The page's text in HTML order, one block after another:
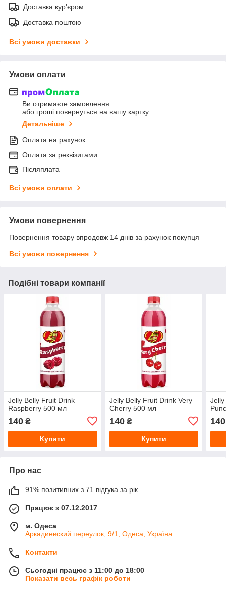
Доставка кур'єром
Доставка поштою
Всі умови доставки
Умови оплати
Ви отримаєте замовлення
або гроші повернуться на вашу картку
Детальніше
Оплата на рахунок
Оплата за реквізитами
Післяплата
Всі умови оплати
Умови повернення
Повернення товару впродовж 14 днів за рахунок покупця
Всі умови повернення
Подібні товари компанії
Jelly Belly Fruit Drink
Raspberry 500 мл
140 ₴
Купити
Jelly Belly Fruit Drink Very
Cherry 500 мл
140₴
Купити
140
Про нас
91% позитивних з 71 відгука за рік
Працює з 07.12.2017
м. Одеса
Аркадиевский переулок, 9/1, Одеса, Україна
Контакти
Сьогодні працює з 11:00 до 18:00
Показати весь графік роботи